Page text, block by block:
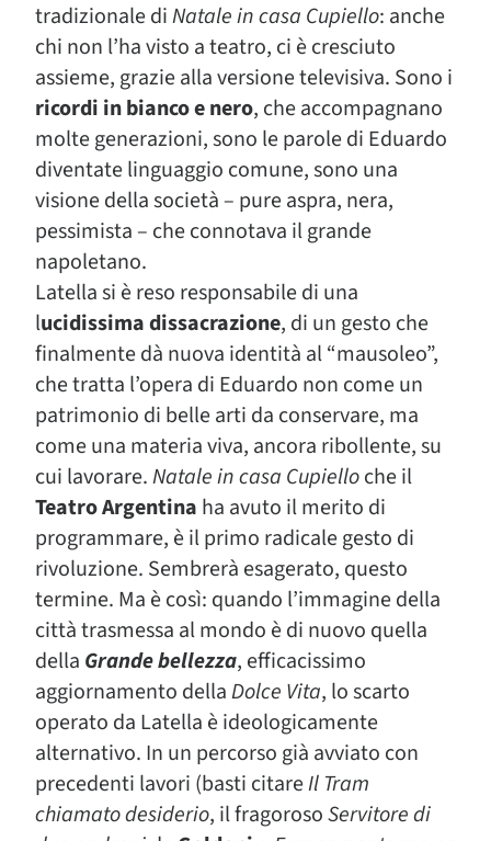
tradizionale diNatale in casa Cupiello: anche
chi non l’ha visto a teatro, ci è cresciuto
assieme, grazie alla versione televisiva. Sono i
ricordi in bianco e nero, che accompagnano
molte generazioni, sono le parole di Eduardo
diventate linguaggio comune, sono una
visione della società – pure aspra, nera,
pessimista – che connotava il grande
napoletano.
Latella si è reso responsabile di una
lucidissima dissacrazione, di un gesto che
finalmente dà nuova identità al “mausoleo”,
che tratta l’opera di Eduardo non come un
patrimonio di belle arti da conservare, ma
come una materia viva, ancora ribollente, su
cui lavorare.Natale in casa Cupielloche il
Teatro Argentina ha avuto il merito di
programmare, è il primo radicale gesto di
rivoluzione. Sembrerà esagerato, questo
termine. Ma è così: quando l’immagine della
città trasmessa al mondo è di nuovo quella
della Grande bellezza, efficacissimo
aggiornamento dellaDolce Vita, lo scarto
operato da Latella è ideologicamente
alternativo. In un percorso già avviato con
precedenti lavori (basti citareIl Tram
chiamato desiderio, il fragorosoServitore di